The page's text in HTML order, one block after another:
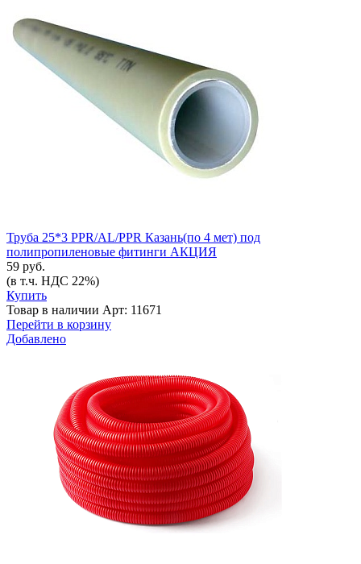
Труба 25*3 PPR/AL/PPR Казань(по 4 мет) под
полипропиленовые фитинги АКЦИЯ
59 руб.
(в т.ч. НДС 22%)
Купить
Товар в наличии Арт: 11671
Перейти в корзину
Добавлено